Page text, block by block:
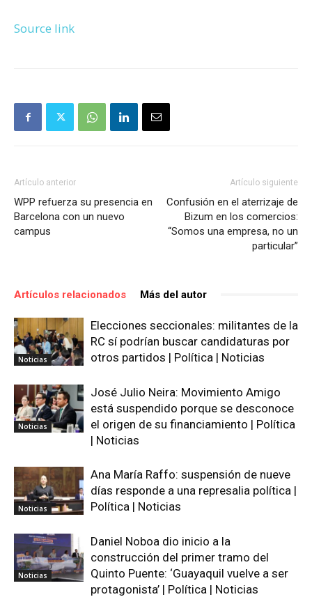
Source link
Artículo anterior
WPP refuerza su presencia en
Barcelona con un nuevo
campus
Artículo siguiente
Confusión en el aterrizaje de
Bizum en los comercios:
“Somos una empresa, no un
particular”
Artículos relacionados Más del autor
Noticias
Elecciones seccionales: militantes de la
RC sí podrían buscar candidaturas por
otros partidos | Política | Noticias
Noticias
José Julio Neira: Movimiento Amigo
está suspendido porque se desconoce
el origen de su financiamiento | Política
| Noticias
Noticias
Ana María Raffo: suspensión de nueve
días responde a una represalia política |
Política | Noticias
Noticias
Daniel Noboa dio inicio a la
construcción del primer tramo del
Quinto Puente: ‘Guayaquil vuelve a ser
protagonista’ | Política | Noticias